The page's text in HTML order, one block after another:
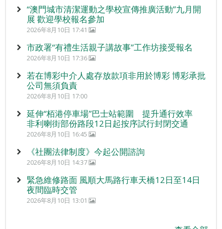
“澳門城市清潔運動之學校宣傳推廣活動”九月開
展 歡迎學校報名參加
2026年8月10日 17:41
市政署“有禮生活親子講故事”工作坊接受報名
2026年8月10日 17:36
若在博彩中介人處存放款項非用於博彩 博彩承批
公司無須負責
2026年8月10日 17:00
延伸“栢港停車場”巴士站範圍 提升通行效率
非利喇街部份路段12日起按序試行封閉交通
2026年8月10日 16:45
《社團法律制度》今起公開諮詢
2026年8月10日 14:37
緊急維修路面 風順大馬路行車天橋12日至14日
夜間臨時交管
2026年8月10日 13:01